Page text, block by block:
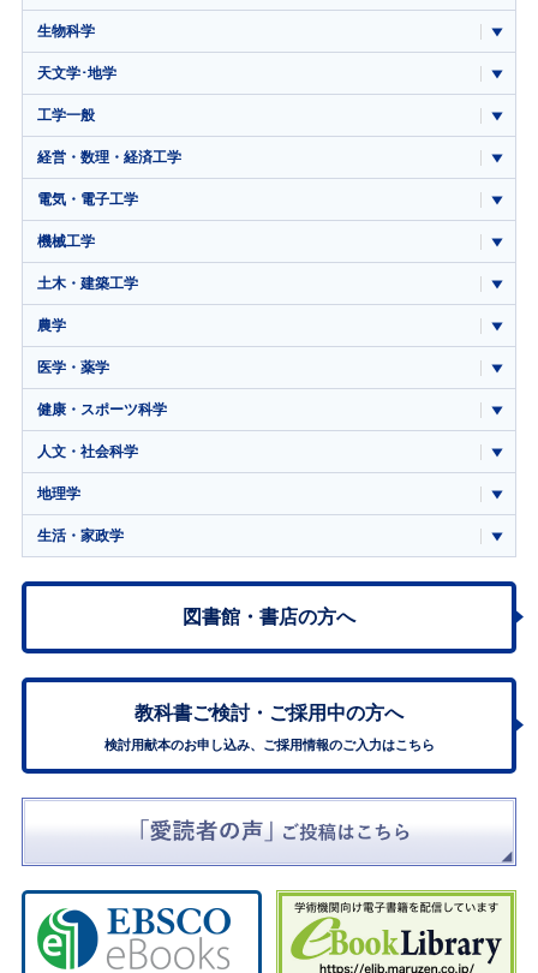
生物科学
天文学･地学
工学一般
経営・数理・経済工学
電気・電子工学
機械工学
土木・建築工学
農学
医学・薬学
健康・スポーツ科学
人文・社会科学
地理学
生活・家政学
図書館・書店の方へ
教科書ご検討・ ご採用中の方へ
検討用献本のお申し込み、ご採用情報のご入力はこちら